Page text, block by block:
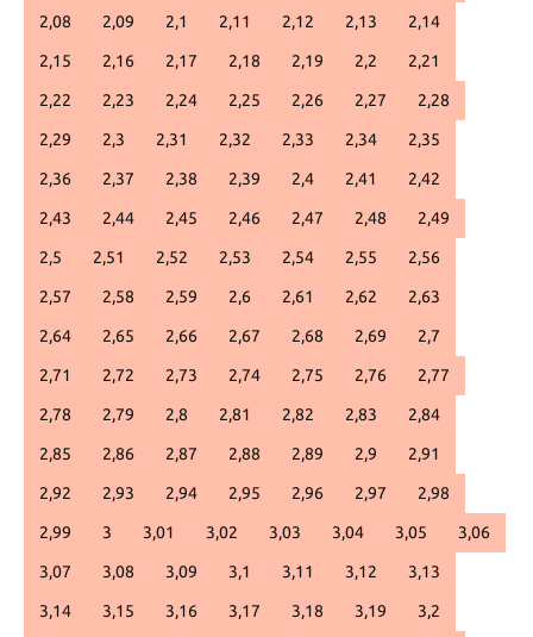
2,08 2,09 2,1 2,11 2,12 2,13 2,14
2,15 2,16 2,17 2,18 2,19 2,2 2,21
2,22 2,23 2,24 2,25 2,26 2,27 2,28
2,29 2,3 2,31 2,32 2,33 2,34 2,35
2,36 2,37 2,38 2,39 2,4 2,41 2,42
2,43 2,44 2,45 2,46 2,47 2,48 2,49
2,5 2,51 2,52 2,53 2,54 2,55 2,56
2,57 2,58 2,59 2,6 2,61 2,62 2,63
2,64 2,65 2,66 2,67 2,68 2,69 2,7
2,71 2,72 2,73 2,74 2,75 2,76 2,77
2,78 2,79 2,8 2,81 2,82 2,83 2,84
2,85 2,86 2,87 2,88 2,89 2,9 2,91
2,92 2,93 2,94 2,95 2,96 2,97 2,98
2,99 3 3,01 3,02 3,03 3,04 3,05 3,06
3,07 3,08 3,09 3,1 3,11 3,12 3,13
3,14 3,15 3,16 3,17 3,18 3,19 3,2